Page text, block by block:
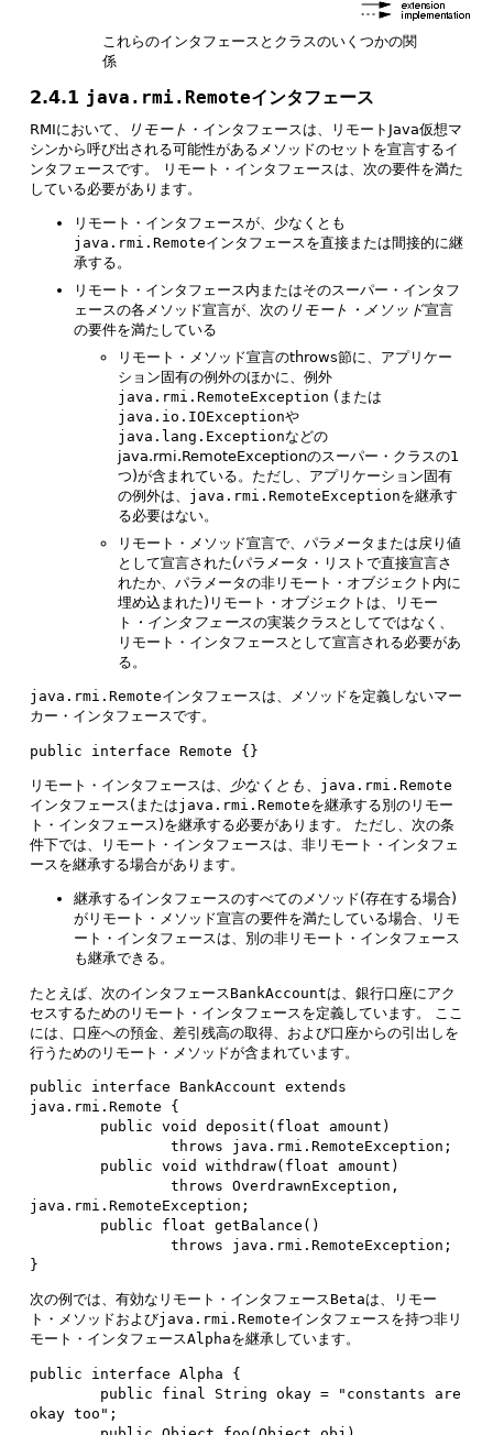
これらのインタフェースとクラスのいくつかの関
係
2.4.1 java.rmi.Remoteインタフェース
RMIにおいて、 リモート ・インタフェースは、リモートJava仮想マ
シンから呼び出される可能性があるメソッドのセットを宣言するイ
ンタフェースです。
リモート・インタフェースは、次の要件を満た
している必要があります。
リモート・インタフェースが、少なくとも
java.rmi.Remoteインタフェースを直接または間接的に継
承する。
リモート・インタフェース内またはそのスーパー・インタフ
ェースの各メソッド宣言が、次のリモート・メソッド宣言
の要件を満たしている
リモート・メソッド宣言のthrows節に、アプリケー
ション固有の例外のほかに、例外
java.rmi.RemoteException (または
java.io.IOExceptionや
java.lang.Exceptionなどの
java.rmi.RemoteExceptionのスーパー・クラスの1
つ)が含まれている。ただし、アプリケーション固有
の例外は、 java.rmi.RemoteExceptionを継承す
る必要はない。
リモート・メソッド宣言で、パラメータまたは戻り値
として宣言された(パラメータ・リストで直接宣言さ
れたか、パラメータの非リモート・オブジェクト内に
埋め込まれた)リモート・オブジェクトは、リモー
ト
・インタフェースの実装クラスとしてではなく、
リモート・インタフェースとして宣言される必要があ
る。
java.rmi.Remoteインタフェースは、メソッドを定義しないマー
カー・インタフェースです。
public interface Remote {}
リモート・インタフェースは、 少なくとも 、 java.rmi.Remote
インタフェース(またはjava.rmi.Remoteを継承する別のリモー
ト・インタフェース)を継承する必要があります。
ただし、次の条
件下では、リモート・インタフェースは、非リモート・インタフェ
ースを継承する場合があります。
継承するインタフェースのすべてのメソッド(存在する場合)
がリモート・メソッド宣言の要件を満たしている場合、リモ
ート・インタフェースは、別の非リモート・インタフェース
も継承できる。
たとえば、次のインタフェース BankAccountは、銀行口座にアク
セスするためのリモート・インタフェースを定義しています。
ここ
には、口座への預金、差引残高の取得、および口座からの引出しを
行うためのリモート・メソッドが含まれています。
public interface BankAccount extends
java.rmi.Remote {
java.rmi.RemoteException;
}
次の例では、有効なリモート・インタフェースBetaは、リモー
ト・メソッドおよびjava.rmi.Remoteインタフェースを持つ非リ
モート・インタフェースAlphaを継承しています。
public interface Alpha {
okay too";